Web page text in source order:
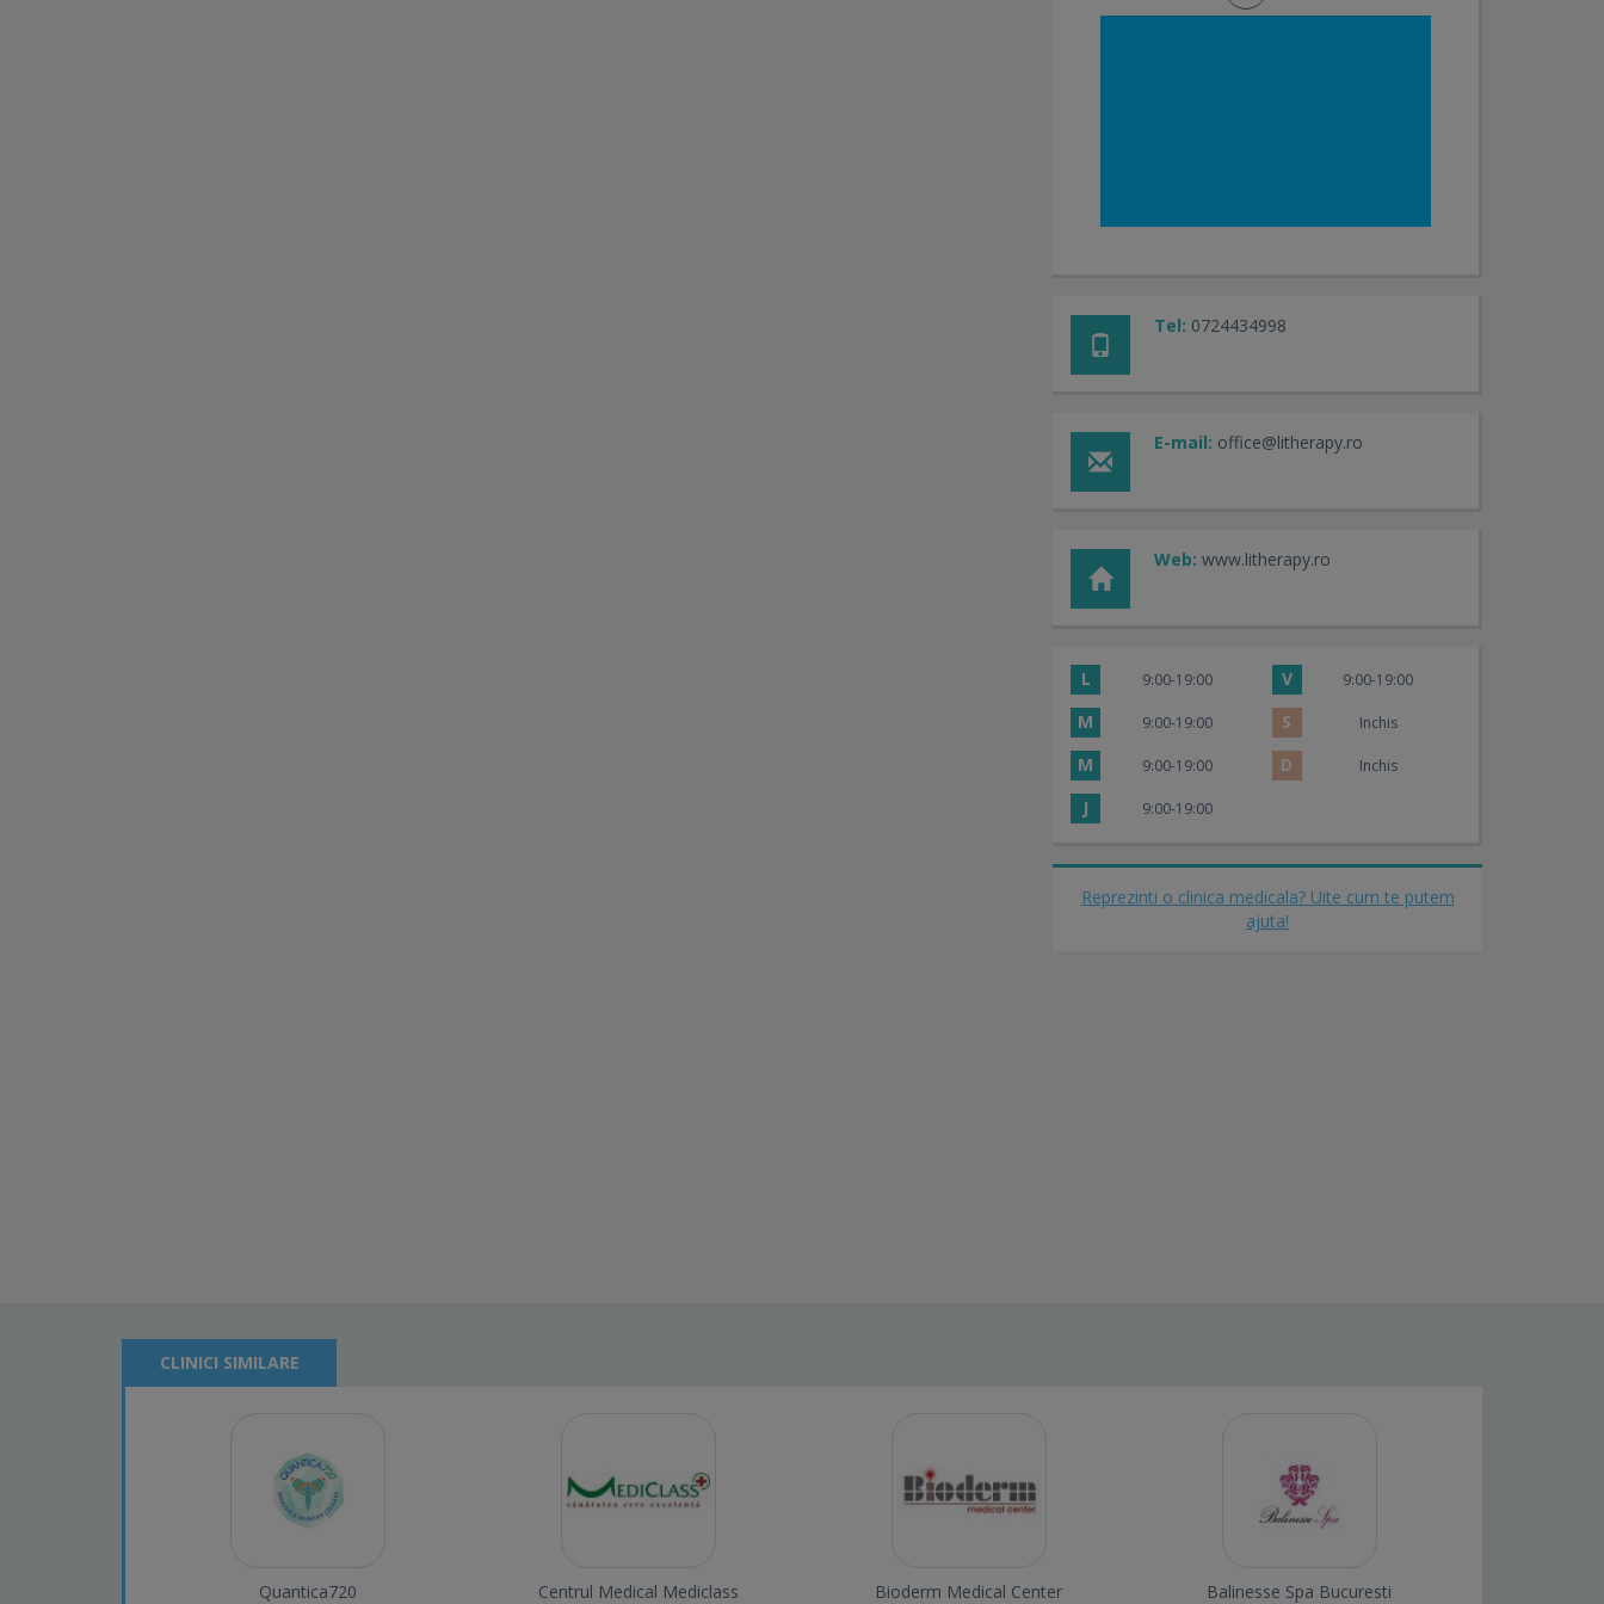
Tel: 0724434998
E-mail: office@litherapy.ro
Web: www.litherapy.ro
L 9:00-19:00 V 9:00-19:00
M 9:00-19:00 S Inchis
M 9:00-19:00 D Inchis
J 9:00-19:00
Reprezinti o clinica medicala? Uite cum te putem
ajuta!
CLINICI SIMILARE
Quantica720 Centrul Medical Mediclass Bioderm Medical Center Balinesse Spa Bucuresti